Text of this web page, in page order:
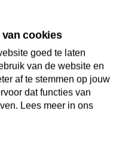
cookies
goed te laten
van de website en
af te stemmen op jouw
dat functies van
Lees meer in ons